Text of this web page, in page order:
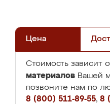
Цена
Стоимость зависит
материалов Вашей
позвоните нам по
8 (800) 511-89-55, 8